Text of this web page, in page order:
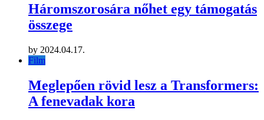
Háromszorosára nőhet egy támogatás
összege
by 2024.04.17.
Film
Meglepően rövid lesz a Transformers:
A fenevadak kora